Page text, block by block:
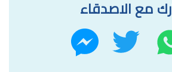
مع الاصدقاء
واتساب تويتر